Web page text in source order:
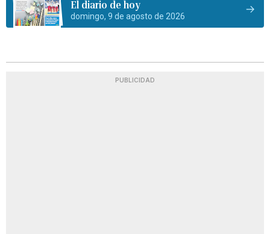
El diario de hoy
domingo, 9 de agosto de 2026
PUBLICIDAD